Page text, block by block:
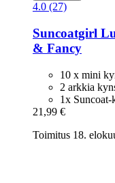
4.0 (27)
Suncoatgirl
& Fancy
10 x mini
2 arkkia
1x
21,99 €
Toimitus 18.